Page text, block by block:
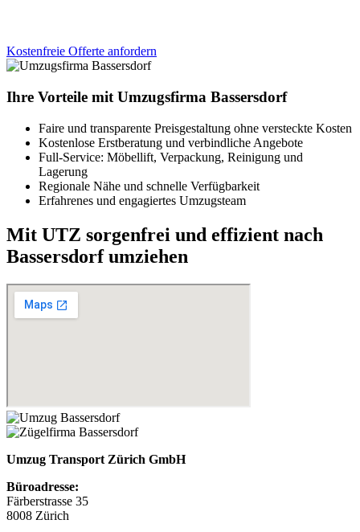
Kostenfreie Offerte anfordern
Ihre Vorteile mit Umzugsfirma Bassersdorf
Faire und transparente Preisgestaltung ohne versteckte Kosten
Kostenlose Erstberatung und verbindliche Angebote
Full-Service: Möbellift, Verpackung, Reinigung und
Lagerung
Regionale Nähe und schnelle Verfügbarkeit
Erfahrenes und engagiertes Umzugsteam
Mit UTZ sorgenfrei und effizient nach
Bassersdorf umziehen
Umzug Transport Zürich GmbH
Büroadresse:
Färberstrasse 35
8008 Zürich